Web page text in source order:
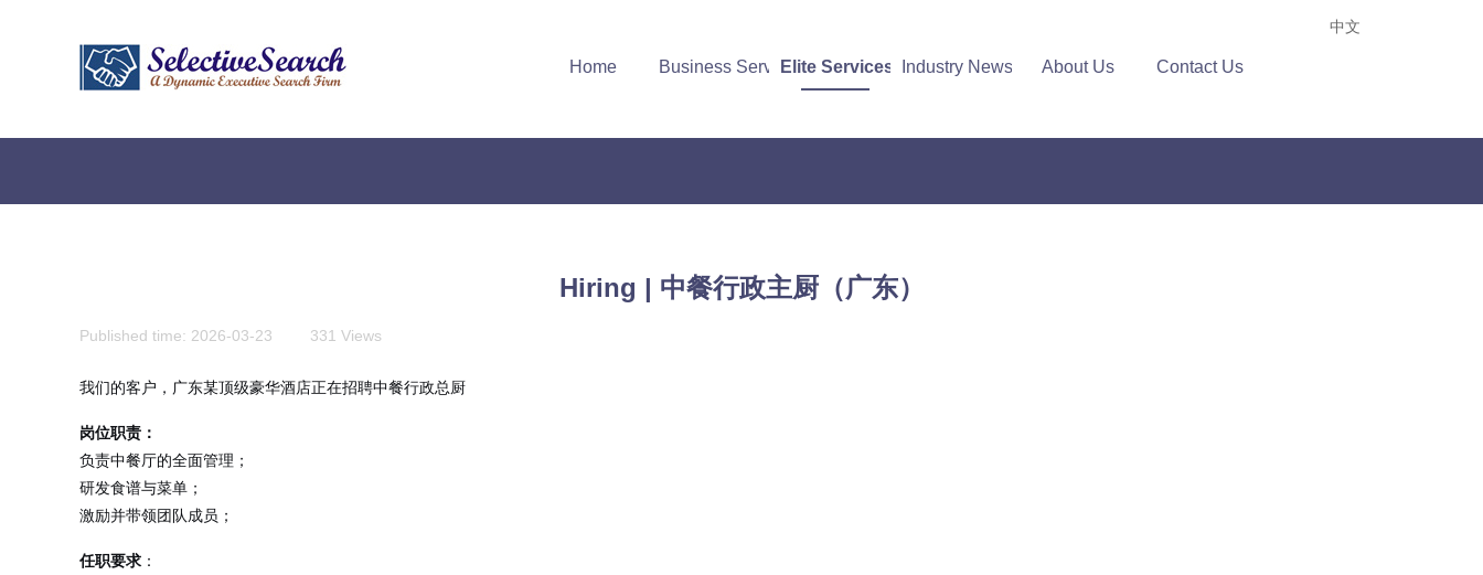
中文
Home Business ServicesElite Services Industry News About Us Contact Us
Hiring | 中餐行政主厨（广东）
Published time: 2026-03-23 331 Views
我们的客户，广东某顶级豪华酒店正在招聘中餐行政总厨
岗位职责：
负责中餐厅的全面管理；
研发食谱与菜单；
激励并带领团队成员；
任职要求 ：
贴心为您服务，快捷实现您的会计需求